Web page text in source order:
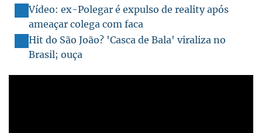
Vídeo: ex-Polegar é expulso de reality após
ameaçar colega com faca
Hit do São João? 'Casca de Bala' viraliza no
Brasil; ouça